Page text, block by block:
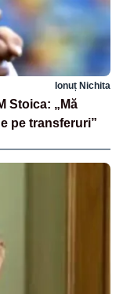
Ionuț Nichita
Stoica: „Mă
pe transferuri”